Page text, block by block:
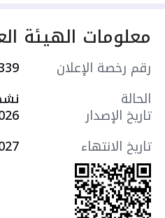
- مركز صحي
- مركز تجاري
- حديقة
- مدخلين منفصلين
التجهيزات:
- نوافذ زجاجية مزدوجة
- ديكورات جبسية
- نظام أمن
- مصعد كهربائي
- كاميرات مراقبة
معلومات الهيئة
رقم رخصة الإعلان
الحالة
تاريخ الإصدار
تاريخ الانتهاء